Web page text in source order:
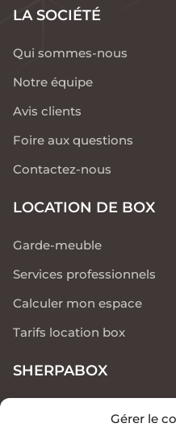
Gérer le
LA SOCIÉTÉ
Qui sommes-nous
Notre équipe
Avis clients
Foire aux questions
Contactez-nous
LOCATION DE BOX
Garde-meuble
Services professionnels
Calculer mon espace
Tarifs location box
SHERPABOX
13590 MEYREUIL